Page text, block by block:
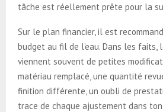
tâche est réellement prête pour la
Sur le plan financier, il est
budget au fil de l’eau. Dans les faits,
viennent souvent de petites
matériau remplacé, une quantité
finition différente, un oubli de
trace de chaque ajustement dans